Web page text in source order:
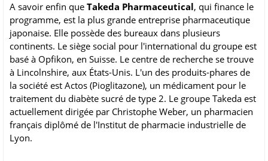
A savoir enfin que Takeda Pharmaceutical, qui finance le
programme, est la plus grande entreprise pharmaceutique
japonaise. Elle possède des bureaux dans plusieurs
continents. Le siège social pour l'international du groupe est
basé à Opfikon, en Suisse. Le centre de recherche se trouve
à Lincolnshire, aux États-Unis. L'un des produits-phares de
la société est Actos (Pioglitazone), un médicament pour le
traitement du diabète sucré de type 2. Le groupe Takeda est
actuellement dirigée par Christophe Weber, un pharmacien
français diplômé de l'Institut de pharmacie industrielle de
Lyon.